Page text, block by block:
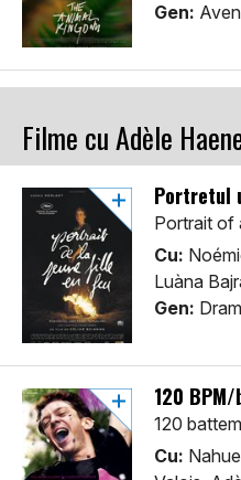
Gen:
Filme cu Adèle
Portretul
Portrait of
Cu:
Luàna
Gen:
120
120
Cu: